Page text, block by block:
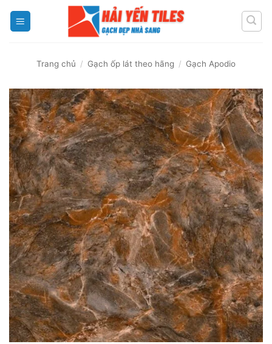
Trang chủ / Gạch ốp lát theo hãng / Gạch Apodio